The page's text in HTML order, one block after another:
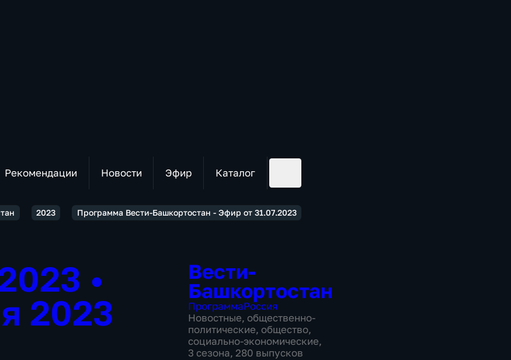
Рекомендации Новости Эфир Каталог
2023 Программа Вести-Башкортостан - Эфир от 31.07.2023
•
2023
Вести-
Башкортостан
ПрограммаРоссия
Новостные, общественно-
политические, общество,
социально-экономические,
3 сезона, 280 выпусков